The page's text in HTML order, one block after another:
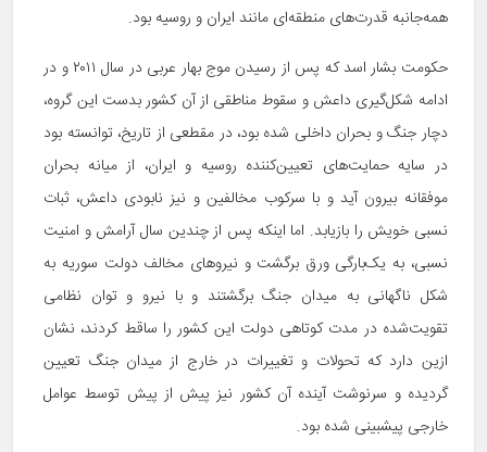
همه‌جانبه قدرت‌های منطقه‌ای مانند ایران و روسیه بود.
حکومت بشار اسد که پس از رسیدن موج بهار عربی در سال ۲۰۱۱ و در
ادامه شکل‌گیری داعش و سقوط مناطقی از آن کشور بدست این گروه،
دچار جنگ و بحران داخلی شده بود، در مقطعی از تاریخ، توانسته بود
در سایه حمایت‌های تعیین‌کننده روسیه و ایران، از میانه بحران
موفقانه بیرون آید و با سرکوب مخالفین و نیز نابودی داعش، ثبات
نسبی خویش را بازیابد. اما اینکه پس از چندین سال آرامش و امنیت
نسبی، به یک‌بارگی ورق برگشت و نیروهای مخالف دولت سوریه به
شکل ناگهانی به میدان جنگ برگشتند و با نیرو و توان نظامی
تقویت‌شده در مدت کوتاهی دولت این کشور را ساقط کردند، نشان
ازین دارد که تحولات و تغییرات در خارج از میدان جنگ تعیین
گردیده و سرنوشت آینده آن کشور نیز پیش از پیش توسط عوامل
خارجی پیشبینی شده بود.